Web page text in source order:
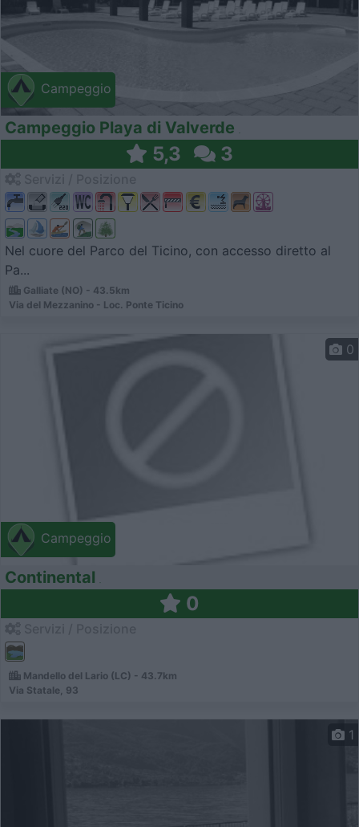
Campeggio
Campeggio Playa di Valverde
5,3 3
Nel cuore del Parco del Ticino, con accesso diretto al
Pa...
Galliate (NO) - 43.5km
Via del Mezzanino - Loc. Ponte Ticino
Campeggio
0
Continental
0
Mandello del Lario (LC) - 43.7km
Via Statale, 93
1